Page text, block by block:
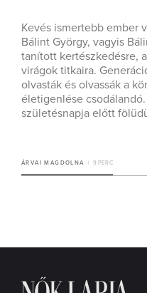
Kevés ismertebb ember
Bálint György, vagyis
tanított kertészkedésre,
virágok titkaira.
olvasták és olvassák a
életigenlése
születésnapja előtt
ÁRVAI MAGDOLNA 9 PERC